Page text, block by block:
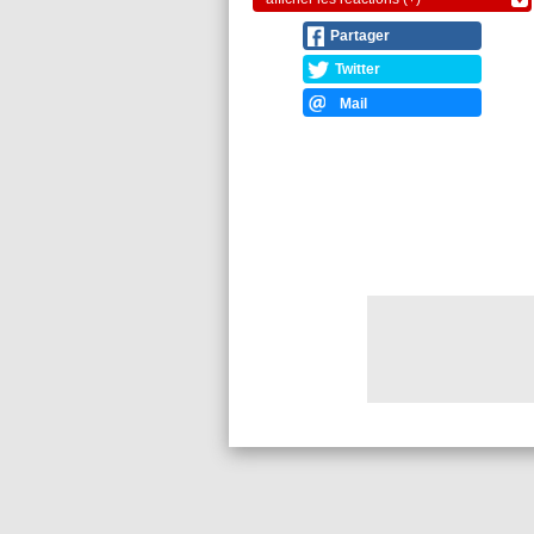
Partager
Twitter
Mail